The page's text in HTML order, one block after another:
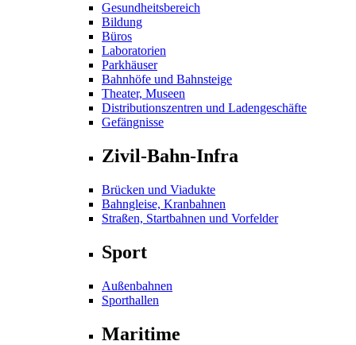
Gesundheitsbereich
Bildung
Büros
Laboratorien
Parkhäuser
Bahnhöfe und Bahnsteige
Theater, Museen
Distributionszentren und Ladengeschäfte
Gefängnisse
Zivil-Bahn-Infra
Brücken und Viadukte
Bahngleise, Kranbahnen
Straßen, Startbahnen und Vorfelder
Sport
Außenbahnen
Sporthallen
Maritime